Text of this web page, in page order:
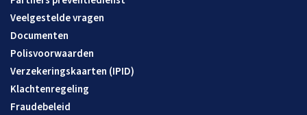
Veelgestelde vragen
Documenten
Polisvoorwaarden
Verzekeringskaarten (IPID)
Klachtenregeling
Fraudebeleid